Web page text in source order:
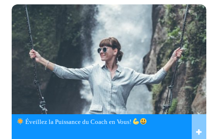
Éveillez la Puissance du Coach en Vous!